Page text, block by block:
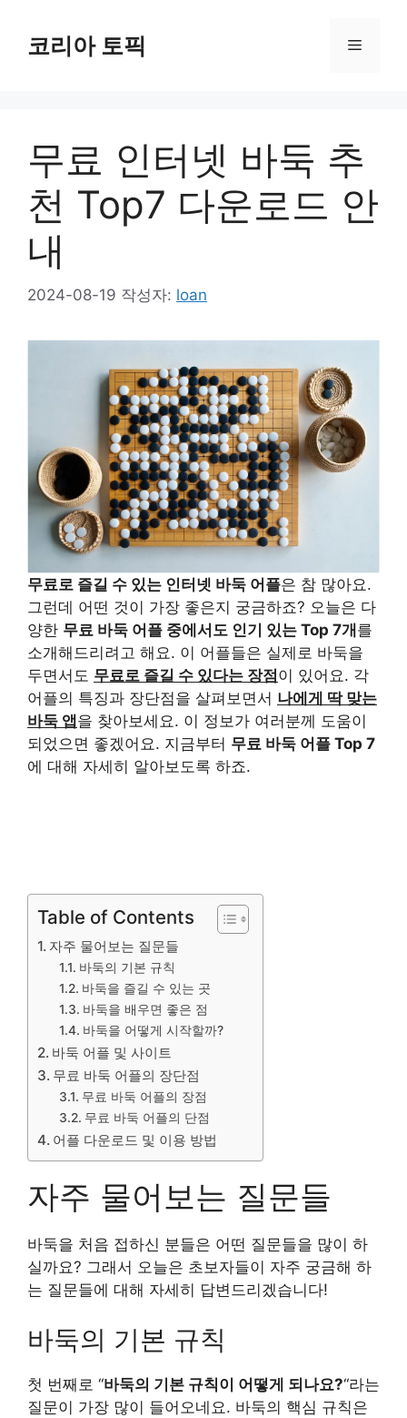
코리아 토픽 메
무료 인터넷 바둑 추
천 Top7 다운로드 안
내
2024-08-19 작성자: loan
무료로 즐길 수 있는 인터넷 바둑 어플은 참 많아요.
그런데 어떤 것이 가장 좋은지 궁금하죠? 오늘은 다
양한 무료 바둑 어플 중에서도 인기 있는 Top 7개 를
소개해드리려고 해요. 이 어플들은 실제로 바둑을
두면서도 무료로 즐길 수 있다는 장점 이 있어요. 각
어플의 특징과 장단점을 살펴보면서 나에게 딱 맞는
바둑 앱 을 찾아보세요. 이 정보가 여러분께 도움이
되었으면 좋겠어요. 지금부터 무료 바둑 어플 Top 7
에 대해 자세히 알아보도록 하죠.
Table of Contents
자주 물어보는 질문들
바둑의 기본 규칙
바둑을 즐길 수 있는 곳
바둑을 배우면 좋은 점
바둑을 어떻게 시작할까?
바둑 어플 및 사이트
무료 바둑 어플의 장단점
무료 바둑 어플의 장점
무료 바둑 어플의 단점
어플 다운로드 및 이용 방법
자주 물어보는 질문들
바둑을 처음 접하신 분들은 어떤 질문들을 많이 하
실까요? 그래서 오늘은 초보자들이 자주 궁금해 하
는 질문들에 대해 자세히 답변드리겠습니다!
바둑의 기본 규칙
첫 번째로 “바둑의 기본 규칙이 어떻게 되나요?“라는
질문이 가장 많이 들어오네요. 바둑의 핵심 규칙은